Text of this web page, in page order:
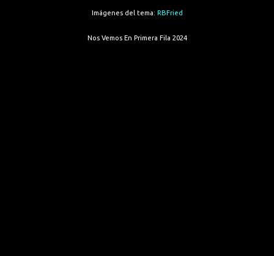
Imágenes del tema: RBFried
Nos Vemos En Primera Fila 2024